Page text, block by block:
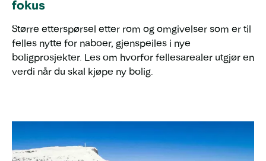
fokus
Større etterspørsel etter rom og omgivelser som er til
felles nytte for naboer, gjenspeiles i nye
boligprosjekter. Les om hvorfor fellesarealer utgjør en
verdi når du skal kjøpe ny bolig.